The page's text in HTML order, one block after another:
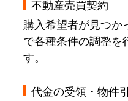
不動産売買契約
購入希望者が見つか
で各種条件の調整を
す。
代金の受領・物件